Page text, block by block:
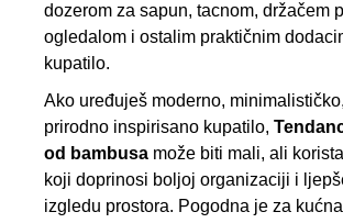
dozerom za sapun, tacnom, držačem
ogledalom i ostalim praktičnim
kupatilo.
Ako uređuješ moderno,
prirodno inspirisano kupatilo,
od bambusa može biti mali, ali
koji doprinosi boljoj organizaciji i
izgledu prostora. Pogodna je za kućna